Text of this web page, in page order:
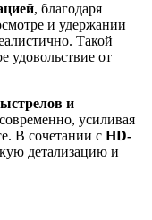
, благодаря
и удержании
Такой
удовольствие от
и
усиливая
В сочетании с HD-
детализацию и